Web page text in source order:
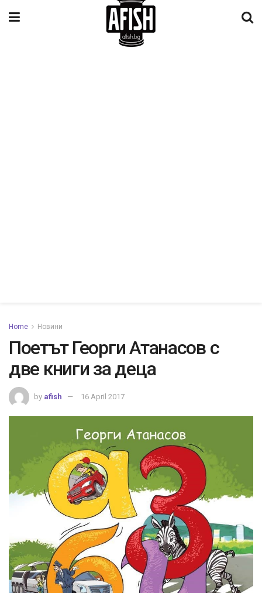
Home Новини
Поетът Георги Атанасов с
две книги за деца
by afish 16 April 2017